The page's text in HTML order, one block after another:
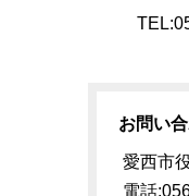
お問い
愛西市
電話